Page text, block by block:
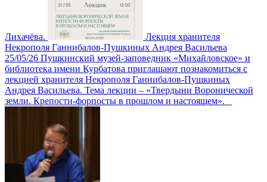
Лихачёва.
Лекция хранителя
Некрополя Ганнибалов-Пушкиных Андрея Васильева
25/05/26 Пушкинский музей-заповедник «Михайловское» и
библиотека имени Курбатова приглашают познакомиться с
лекцией хранителя Некрополя Ганнибалов-Пушкиных
Андрея Васильева. Тема лекции – «Твердыни Воронической
земли. Крепости-форпосты в прошлом и настоящем».